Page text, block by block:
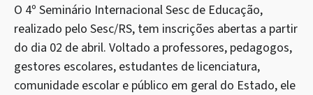
O 4º Seminário Internacional Sesc de Educação,
realizado pelo Sesc/RS, tem inscrições abertas a partir
do dia 02 de abril. Voltado a professores, pedagogos,
gestores escolares, estudantes de licenciatura,
comunidade escolar e público em geral do Estado, ele